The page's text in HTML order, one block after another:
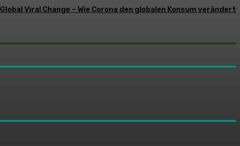
Global Viral Change – Wie Corona den globalen Konsum verändert